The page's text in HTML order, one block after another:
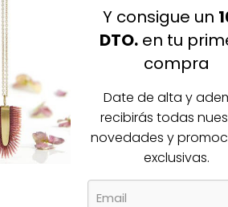
Igual te gusta
Y consigue un
DTO. en tu
compra
Date de alta y
recibirás todas
novedades y
exclusivas.